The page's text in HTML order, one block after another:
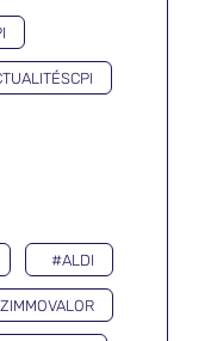
#ALDI